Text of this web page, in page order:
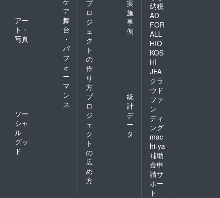
ア
アー
ト・
写真
舞
台
・
パ
フ
ォ
ー
マ
ン
ス
ソー
シャ
ル
グッ
ド
プ
ロ
ジ
ェ
ク
ト
の
作
り
方
実
施
事
例
プ
ロ
ジ
ェ
ク
ト
の
広
め
方
統
計
デ
ー
タ
納税
AD
FOR
ALL
HIO
KOS
HI
JFA
クラ
ウド
ファ
ン
ディ
ング
mac
hi-ya
補助
金申
請サ
ポー
ト